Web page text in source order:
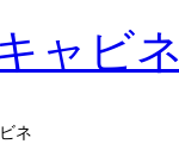
ャビネ
ネ